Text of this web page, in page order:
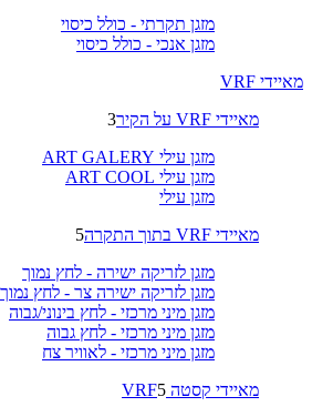
מזגן תקרתי - כולל כיסוי
מזגן אנכי - כולל כיסוי
מאיידי VRF
מאיידי VRF על הקיר
3
מזגן עילי ART GALERY
מזגן עילי ART COOL
מזגן עילי
מאיידי VRF בתוך התקרה
5
מזגן לזריקה ישירה - לחץ נמוך
מזגן לזריקה ישירה צר - לחץ נמוך
מזגן מיני מרכזי - לחץ בינוני/גבוה
מזגן מיני מרכזי - לחץ גבוה
מזגן מיני מרכזי - לאוויר צח
מאיידי קסטה VRF 5